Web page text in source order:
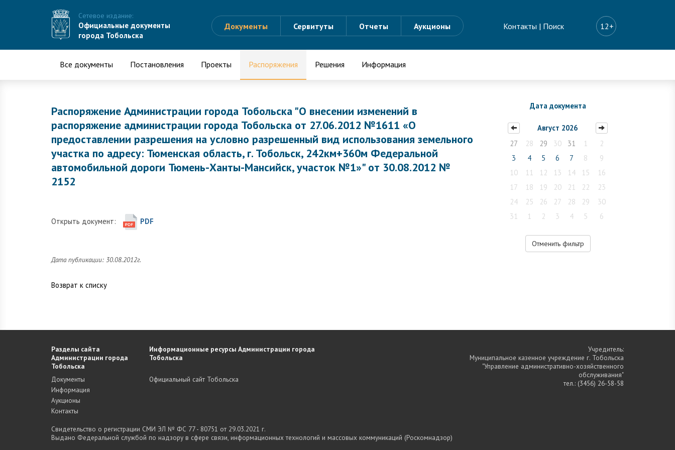
Сетевое издание:
Официальные документы
города Тобольска
Документы Сервитуты Отчеты Аукционы Контакты | Поиск 12+
Все документы Постановления Проекты Распоряжения Решения Информация
Распоряжение Администрации города Тобольска "О внесении изменений в
распоряжение администрации города Тобольска от 27.06.2012 №1611 «О
предоставлении разрешения на условно разрешенный вид использования земельного
участка по адресу: Тюменская область, г. Тобольск, 242км+360м Федеральной
автомобильной дороги Тюмень-Ханты-Мансийск, участок №1»" от 30.08.2012 №
2152
Открыть документ: PDF
Дата публикации: 30.08.2012г.
Возврат к списку
Дата документа
Август 2026
27
28 29 30 31 1
2
3
4 5 6 7 8
9
10
11 12 13 14 15
16
17
18 19 20 21 22
23
24
25 26 27 28 29
30
31
1 2 3 4 5 6
Отменить фильтр
Разделы сайта
Администрации города
Тобольска
Документы
Информация
Аукционы
Контакты
Информационные ресурсы Администрации города
Тобольска
Официальный сайт Тобольска
Учредитель:
Муниципальное казенное учреждение г. Тобольска
"Управление административно-хозяйственного
обслуживания"
тел.: (3456) 26-58-58
Свидетельство о регистрации СМИ ЭЛ № ФС 77 - 80751 от 29.03.2021 г.
Выдано Федеральной службой по надзору в сфере связи, информационных технологий и массовых коммуникаций (Роскомнадзор)